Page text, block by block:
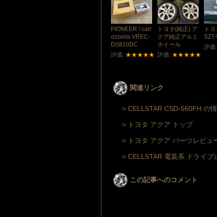
PIONEER / carr
ozzeria VREC-
DS810DC
評価: ★★★★★
トヨタ(純正) ア
クア純正アルミ
ホイール
評価: ★★★★★
ト
評
関連リンク
> CELLSTAR CSD-560FH の
> トヨタ アクア トップ
> トヨタ アクア パーツレビュ
> CELLSTAR 電装系 ドライ
この記事へのコメント